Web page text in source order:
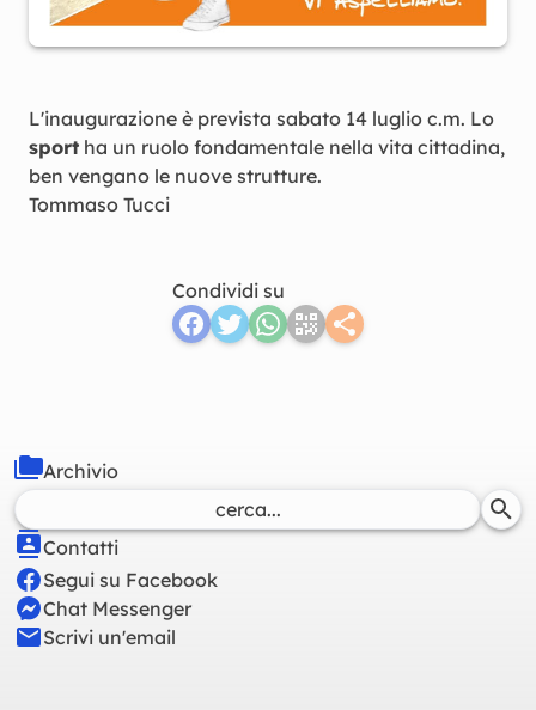
L'inaugurazione è prevista sabato 14 luglio c.m. Lo
sport ha un ruolo fondamentale nella vita cittadina,
ben vengano le nuove strutture.
Tommaso Tucci
Condividi su
Contatti
Segui su Facebook
Chat Messenger
Scrivi un'email
Archivio